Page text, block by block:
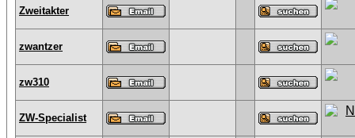
Zweitakter
zwantzer
zw310
ZW-Specialist